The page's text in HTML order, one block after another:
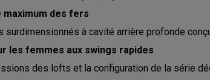
maximum des fers
surdimensionnés à cavité arrière profonde
les femmes aux swings rapides
des lofts et la configuration de la série